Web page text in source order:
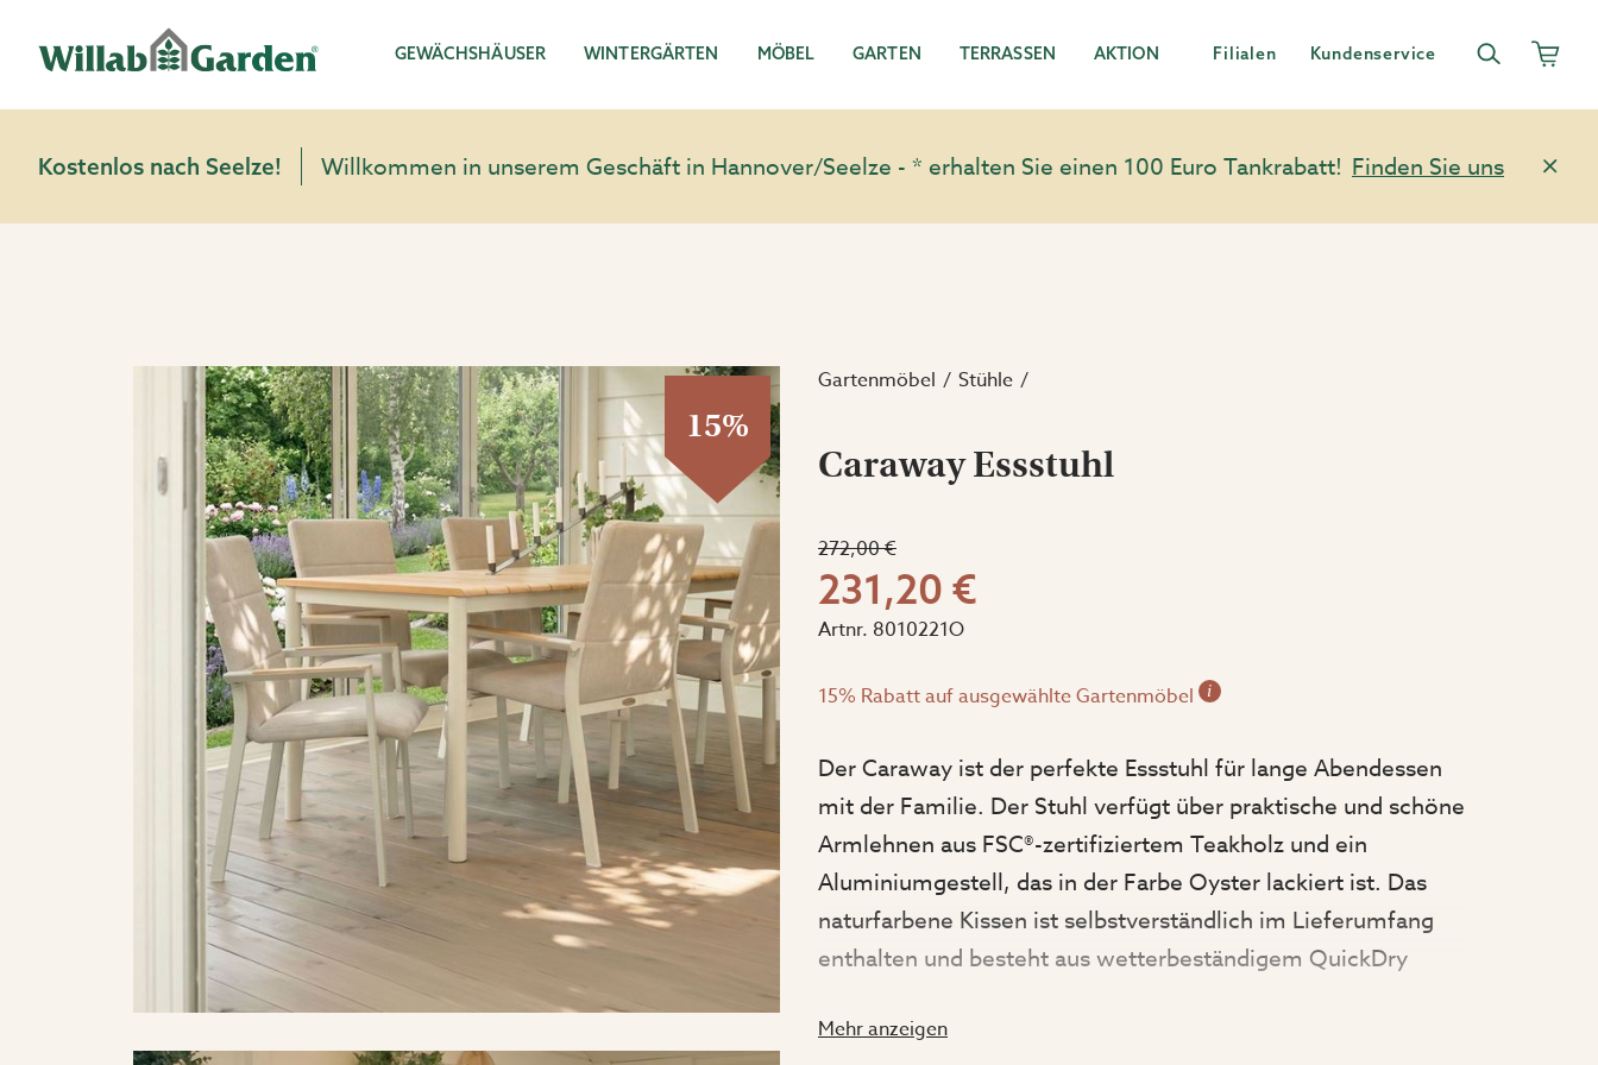
GEWÄCHSHÄUSER WINTERGÄRTEN MÖBEL GARTEN TERRASSEN AKTION Filialen Kundenservice
Kostenlos nach Seelze! Willkommen in unserem Geschäft in Hannover/Seelze - * erhalten Sie einen 100 Euro Tankrabatt! Finden Sie uns
15%
Gartenmöbel Stühle
Caraway Essstuhl
272,00 €
231,20 €
Artnr. 8010221O
15% Rabatt auf ausgewählte Gartenmöbel i
Der Caraway ist der perfekte Essstuhl für lange Abendessen
mit der Familie. Der Stuhl verfügt über praktische und schöne
Armlehnen aus FSC®-zertifiziertem Teakholz und ein
Aluminiumgestell, das in der Farbe Oyster lackiert ist. Das
naturfarbene Kissen ist selbstverständlich im Lieferumfang
enthalten und besteht aus wetterbeständigem QuickDry
68 cm und eine Gesamthöhe von 93 cm.
Mehr anzeigen